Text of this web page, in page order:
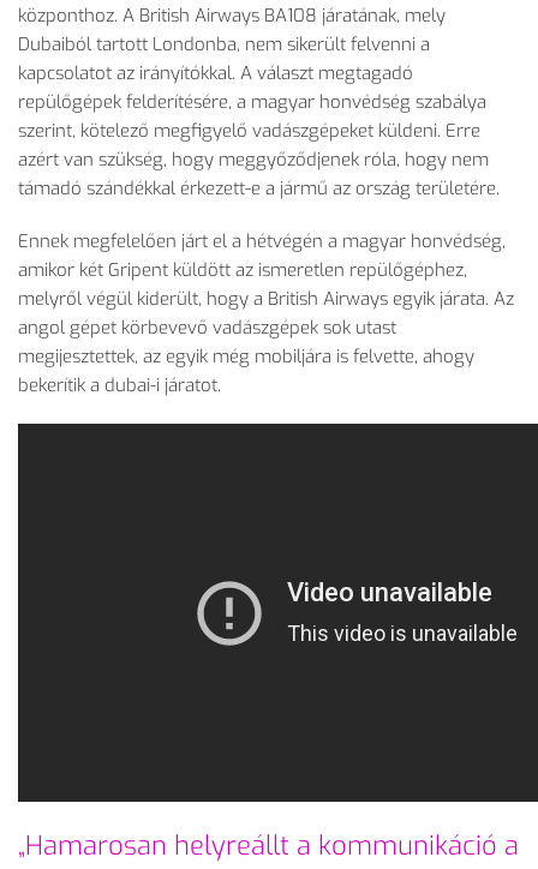
központhoz. A British Airways BA108 járatának, mely
Dubaiból tartott Londonba, nem sikerült felvenni a
kapcsolatot az irányítókkal. A választ megtagadó
repülőgépek felderítésére, a magyar honvédség szabálya
szerint, kötelező megfigyelő vadászgépeket küldeni. Erre
azért van szükség, hogy meggyőződjenek róla, hogy nem
támadó szándékkal érkezett-e a jármű az ország területére.
Ennek megfelelően járt el a hétvégén a magyar honvédség,
amikor két Gripent küldött az ismeretlen repülőgéphez,
melyről végül kiderült, hogy a British Airways egyik járata. Az
angol gépet körbevevő vadászgépek sok utast
megijesztettek, az egyik még mobiljára is felvette, ahogy
bekerítik a dubai-i járatot.
„Hamarosan helyreállt a kommunikáció a